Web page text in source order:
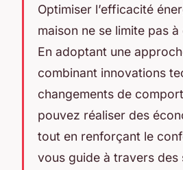
Optimiser l’efficacité
maison ne se limite pas
En adoptant une
combinant innovations
changements de
pouvez réaliser des
tout en renforçant le
vous guide à travers des